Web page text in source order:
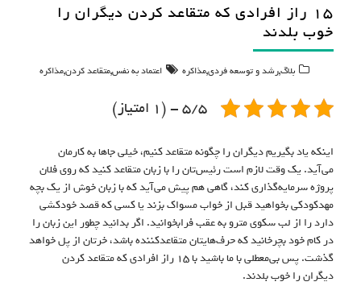
۱۵ راز افرادی که متقاعد کردن دیگران را
خوب بلدند
بلاگ,رشد و توسعه فردی,مذاکره اعتماد به نفس,متقاعد کردن,مذاکره
5/5 - (1 امتیاز)
اینکه یاد بگیریم دیگران را چگونه متقاعد کنیم، خیلی‌ جاها به کارمان
می‌آید. یک وقت لازم است رئیس‌تان را با زبان متقاعد کنید که روی فلان
پروژه سرمایه‌گذاری کند، گاهی هم پیش می‌آید که با زبان خوش از یک بچه
مهدکودکی بخواهید قبل از خواب مسواک بزند یا کسی که قصد خودکشی
دارد را از لب سکوی مترو به عقب فرابخوانید. اگر بدانید چطور این زبان را
در کام خود بچرخانید که حرف‌هایتان متقاعد‌کننده باشد، خرتان از پل خواهد
گذشت. پس بی‌معطلی با ما باشید با ۱۵ راز افرادی که متقاعد کردن
دیگران را خوب بلدند.